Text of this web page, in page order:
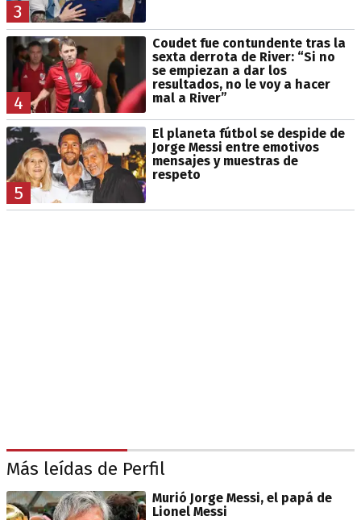
3
4
Coudet fue contundente tras la
sexta derrota de River: “Si no
se empiezan a dar los
resultados, no le voy a hacer
mal a River”
5
El planeta fútbol se despide de
Jorge Messi entre emotivos
mensajes y muestras de
respeto
Más leídas de Perfil
Murió Jorge Messi, el papá de
Lionel Messi